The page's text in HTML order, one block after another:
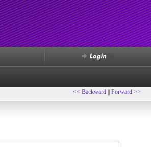
<< Backward Forward >>